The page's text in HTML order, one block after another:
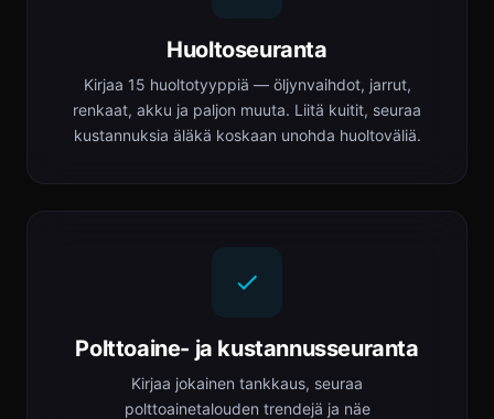
Huoltoseuranta
Kirjaa 15 huoltotyyppiä — öljynvaihdot, jarrut,
renkaat, akku ja paljon muuta. Liitä kuitit, seuraa
kustannuksia äläkä koskaan unohda huoltoväliä.
Polttoaine- ja kustannusseuranta
Kirjaa jokainen tankkaus, seuraa
polttoainetalouden trendejä ja näe